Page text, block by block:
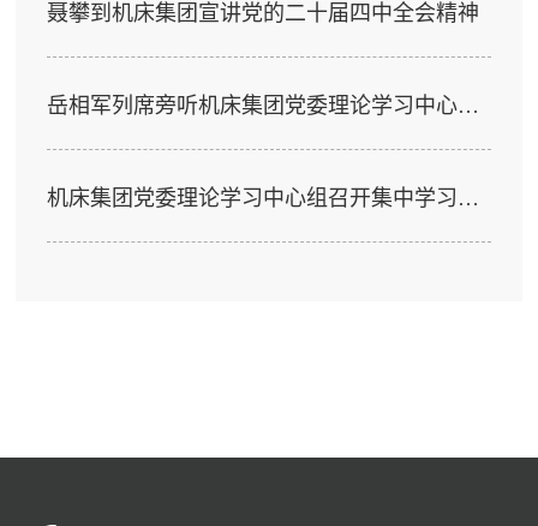
聂攀到机床集团宣讲党的二十届四中全会精神
岳相军列席旁听机床集团党委理论学习中心组学习
机床集团党委理论学习中心组召开集中学习会议